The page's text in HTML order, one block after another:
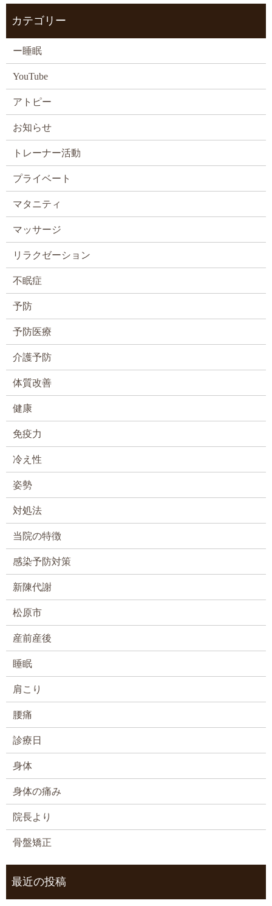
カテゴリー
ー睡眠
YouTube
アトピー
お知らせ
トレーナー活動
プライベート
マタニティ
マッサージ
リラクゼーション
不眠症
予防
予防医療
介護予防
体質改善
健康
免疫力
冷え性
姿勢
対処法
当院の特徴
感染予防対策
新陳代謝
松原市
産前産後
睡眠
肩こり
腰痛
診療日
身体
身体の痛み
院長より
骨盤矯正
最近の投稿